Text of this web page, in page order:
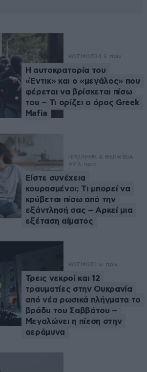
ΚΟΣΜΟΣ34 λ. πριν
Η αυτοκρατορία του
«Έντικ» και ο «μεγάλος» που
φέρεται να βρίσκεται πίσω
του – Τι ορίζει ο όρος Greek
Mafia
ΠΡΟΛΗΨΗ & ΘΕΡΑΠΕΙΑ
49 λ. πριν
Είστε συνέχεια
κουρασμένοι; Τι μπορεί να
κρύβεται πίσω από την
εξάντλησή σας – Αρκεί μια
εξέταση αίματος
ΚΟΣΜΟΣ 1 ω. πριν
Τρεις νεκροί και 12
τραυματίες στην Ουκρανία
από νέα ρωσικά πλήγματα το
βράδυ του Σαββάτου –
Μεγαλώνει η πίεση στην
αεράμυνα